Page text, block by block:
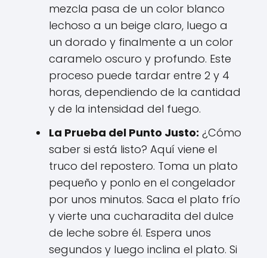
mezcla pasa de un color blanco
lechoso a un beige claro, luego a
un dorado y finalmente a un color
caramelo oscuro y profundo. Este
proceso puede tardar entre 2 y 4
horas, dependiendo de la cantidad
y de la intensidad del fuego.
La Prueba del Punto Justo: ¿Cómo
saber si está listo? Aquí viene el
truco del repostero. Toma un plato
pequeño y ponlo en el congelador
por unos minutos. Saca el plato frío
y vierte una cucharadita del dulce
de leche sobre él. Espera unos
segundos y luego inclina el plato. Si